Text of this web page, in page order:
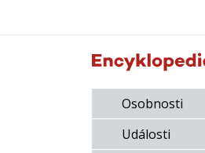
Osobnosti
Události